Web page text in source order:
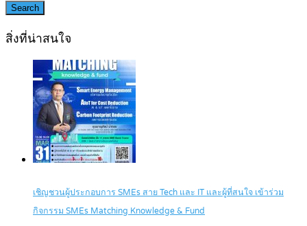
Search
สิ่งที่น่าสนใจ
เชิญชวนผู้ประกอบการ SMEs สาย Tech และ IT และผู้ที่สนใจ เข้าร่วม
กิจกรรม SMEs Matching Knowledge & Fund